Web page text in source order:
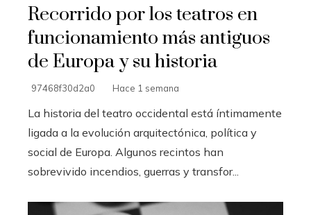
Recorrido por los teatros en
funcionamiento más antiguos
de Europa y su historia
97468f30d2a0 Hace 1 semana
La historia del teatro occidental está íntimamente
ligada a la evolución arquitectónica, política y
social de Europa. Algunos recintos han
sobrevivido incendios, guerras y transfor...